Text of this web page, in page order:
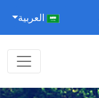
العربية